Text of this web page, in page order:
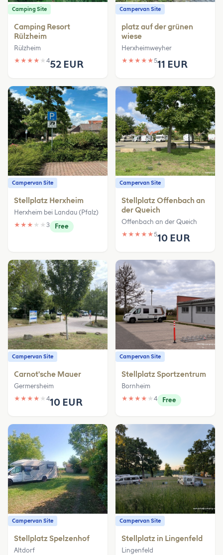
Camping Site
Camping Resort
Rülzheim
Rülzheim
★ ★ ★ ★ ★ 452 EUR
Campervan Site
platz auf der grünen
wiese
Herxheimweyher
★ ★ ★ ★ ★511 EUR
Campervan Site
Stellplatz Herxheim
Herxheim bei Landau (Pfalz)
★ ★ ★ ★ ★ 3 Free
Campervan Site
Stellplatz Offenbach an
der Queich
Offenbach an der Queich
★ ★ ★ ★ ★510 EUR
Campervan Site
Carnot'sche Mauer
Germersheim
★ ★ ★ ★ ★ 410 EUR
Campervan Site
Stellplatz Sportzentrum
Bornheim
★ ★ ★ ★ ★ 4 Free
Campervan Site
Stellplatz Spelzenhof
Altdorf
Campervan Site
Stellplatz in Lingenfeld
Lingenfeld